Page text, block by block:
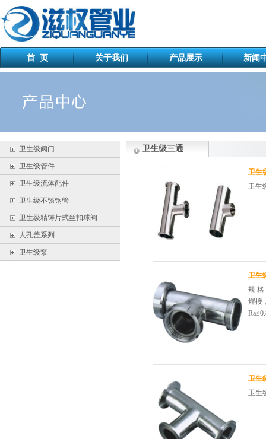
首 页 关于我们 产品展示 新闻
卫生级阀门
卫生级管件
卫生级流体配件
卫生级不锈钢管
卫生级精铸片式丝扣球阀
人孔盖系列
卫生级泵
卫生级三通
卫生
卫生
卫生
规 格
焊接
卫生
卫生